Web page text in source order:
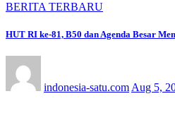
BERITA TERBARU
HUT RI ke-81, B50 dan Agenda Besar
indonesia-satu.com Aug 5,